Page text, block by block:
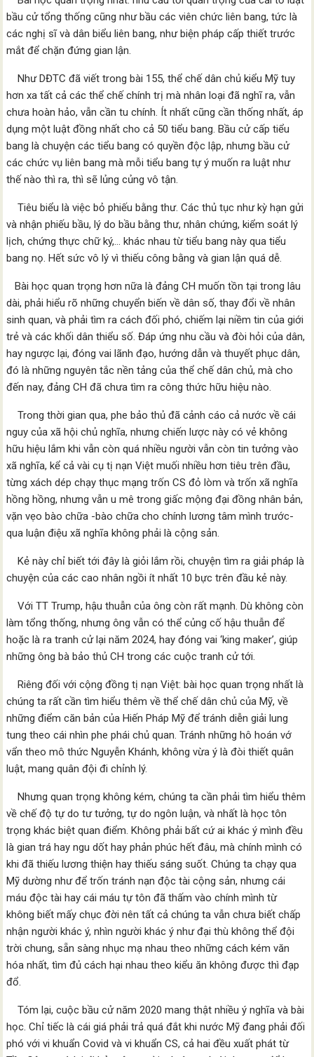
bầu cử tổng thống cũng như bầu các viên chức liên bang, tức là
các nghị sĩ và dân biểu liên bang, như biện pháp cấp thiết trước
mắt để chặn đứng gian lận.
Như DĐTC đã viết trong bài 155, thể chế dân chủ kiểu Mỹ tuy
hơn xa tất cả các thể chế chính trị mà nhân loại đã nghĩ ra, vẫn
chưa hoàn hảo, vẫn cần tu chính. Ít nhất cũng cần thống nhất, áp
dụng một luật đồng nhất cho cả 50 tiểu bang. Bầu cử cấp tiểu
bang là chuyện các tiểu bang có quyền độc lập, nhưng bầu cử
các chức vụ liên bang mà mỗi tiểu bang tự ý muốn ra luật như
thế nào thì ra, thì sẽ lủng củng vô tận.
Tiêu biểu là việc bỏ phiếu bằng thư. Các thủ tục như kỳ hạn gửi
và nhận phiếu bầu, lý do bầu bằng thư, nhân chứng, kiểm soát lý
lịch, chứng thực chữ ký,… khác nhau từ tiểu bang này qua tiểu
bang nọ. Hết sức vô lý vì thiếu công bằng và gian lận quá dễ.
Bài học quan trọng hơn nữa là đảng CH muốn tồn tại trong lâu
dài, phải hiểu rõ những chuyển biến về dân số, thay đổi về nhân
sinh quan, và phải tìm ra cách đối phó, chiếm lại niềm tin của giới
trẻ và các khối dân thiểu số. Đáp ứng nhu cầu và đòi hỏi của dân,
hay ngược lại, đóng vai lãnh đạo, hướng dẫn và thuyết phục dân,
đó là những nguyên tắc nền tảng của thể chế dân chủ, mà cho
đến nay, đảng CH đã chưa tìm ra công thức hữu hiệu nào.
Trong thời gian qua, phe bảo thủ đã cảnh cáo cả nước về cái
nguy của xã hội chủ nghĩa, nhưng chiến lược này có vẻ không
hữu hiệu lắm khi vẫn còn quá nhiều người vẫn còn tin tưởng vào
xã nghĩa, kể cả vài cụ tị nạn Việt muối nhiều hơn tiêu trên đầu,
từng xách dép chạy thục mạng trốn CS đỏ lòm và trốn xã nghĩa
hồng hồng, nhưng vẫn u mê trong giấc mộng đại đồng nhân bản,
vặn vẹo bào chữa -bào chữa cho chính lương tâm mình trước-
qua luận điệu xã nghĩa không phải là cộng sản.
Kẻ này chỉ biết tới đây là giỏi lắm rồi, chuyện tìm ra giải pháp là
chuyện của các cao nhân ngồi ít nhất 10 bực trên đầu kẻ này.
Với TT Trump, hậu thuẫn của ông còn rất mạnh. Dù không còn
làm tổng thống, nhưng ông vẫn có thể củng cố hậu thuẫn để
hoặc là ra tranh cử lại năm 2024, hay đóng vai ‘king maker’, giúp
những ông bà bảo thủ CH trong các cuộc tranh cử tới.
Riêng đối với cộng đồng tị nạn Việt: bài học quan trọng nhất là
chúng ta rất cần tìm hiểu thêm về thể chế dân chủ của Mỹ, về
những điểm căn bản của Hiến Pháp Mỹ để tránh diễn giải lung
tung theo cái nhìn phe phái chủ quan. Tránh những hô hoán vớ
vẩn theo mô thức Nguyễn Khánh, không vừa ý là đòi thiết quân
luật, mang quân đội đi chỉnh lý.
Nhưng quan trọng không kém, chúng ta cần phải tìm hiểu thêm
về chế độ tự do tư tưởng, tự do ngôn luận, và nhất là học tôn
trọng khác biệt quan điểm. Không phải bất cứ ai khác ý mình đều
là gian trá hay ngu dốt hay phản phúc hết đâu, mà chính mình có
khi đã thiếu lương thiện hay thiếu sáng suốt. Chúng ta chạy qua
Mỹ dường như để trốn tránh nạn độc tài cộng sản, nhưng cái
máu độc tài hay cái máu tự tôn đã thấm vào chính mình từ
không biết mấy chục đời nên tất cả chúng ta vẫn chưa biết chấp
nhận người khác ý, nhìn người khác ý như đại thù không thể đội
trời chung, sẵn sàng nhục mạ nhau theo những cách kém văn
hóa nhất, tìm đủ cách hại nhau theo kiểu ăn không được thì đạp
đổ.
Tóm lại, cuộc bầu cử năm 2020 mang thật nhiều ý nghĩa và bài
học. Chỉ tiếc là cái giá phải trả quá đắt khi nước Mỹ đang phải đối
phó với vi khuẩn Covid và vi khuẩn CS, cả hai đều xuất phát từ